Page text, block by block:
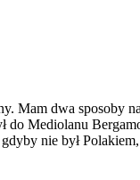
Mam dwa sposoby
do Mediolanu
nie był